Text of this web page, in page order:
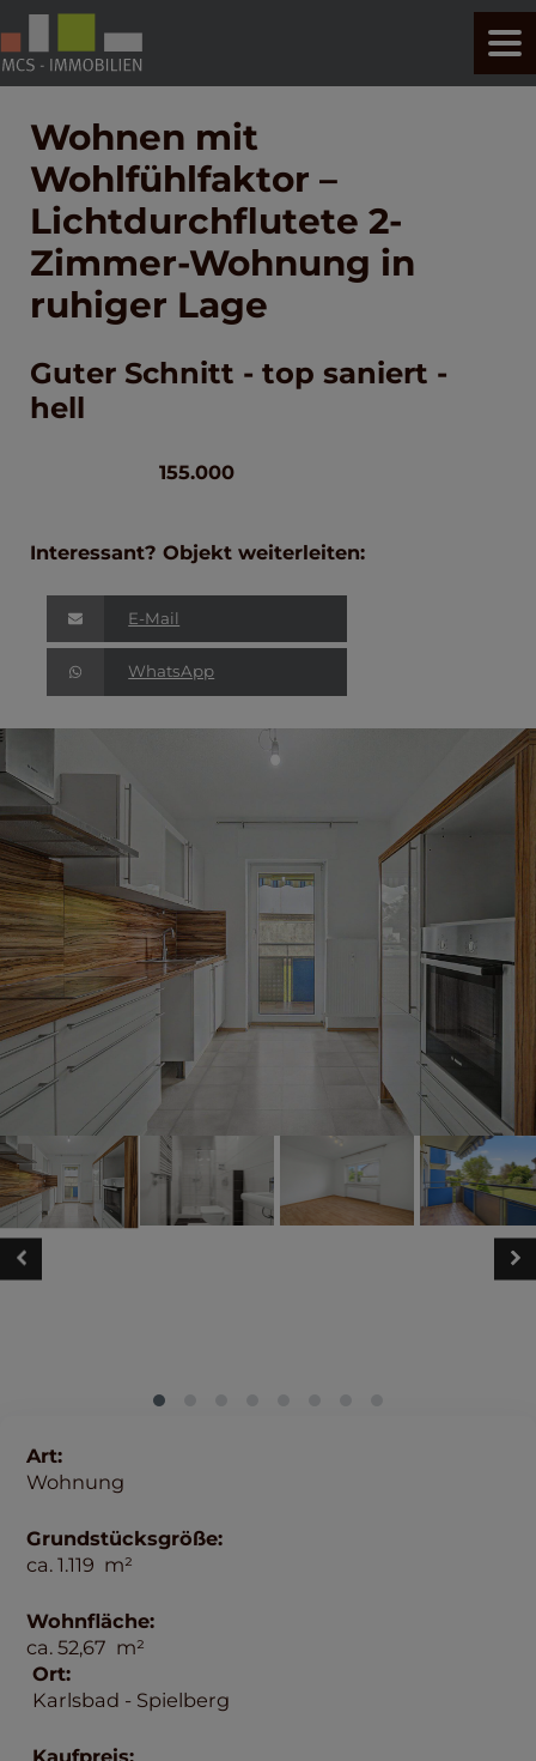
Wohnen mit
Wohlfühlfaktor –
Lichtdurchflutete 2-
Zimmer-Wohnung in
ruhiger Lage
Guter Schnitt - top saniert -
hell
155.000
Interessant? Objekt weiterleiten:
E-Mail
WhatsApp
Art:
Wohnung
Grundstücksgröße:
ca.1.119 m²
Wohnfläche:
ca.52,67 m²
Ort:
Karlsbad - Spielberg
Kaufpreis: